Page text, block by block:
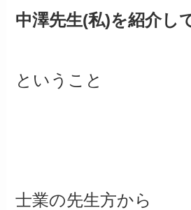
中澤先生(私)を紹介し
ということ
士業の先生方から